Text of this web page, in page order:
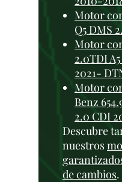
Motor
Q5 DMS
Motor
2.0TDI
2021-
Motor
Benz
2.0 CDI
Descubre
nuestros
de cambios.